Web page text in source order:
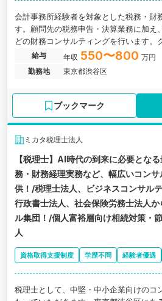
会計事務所経験者を対象とした税務・財
す。顧問先の税務申告・決算業務に加え
どの財務コンサルティングを行います。
小企業の経営を支える税務会計業務に携
給与 年収 550〜800 万円
勤務地
東京都渋谷区
ブックマーク
ミカタ税理士法人
【税理士】AI時代の到来に必要とな
務・財務経理実務など、幅広いコン
供！/税理士法人、ビジネスコンサル
行政書士法人、社会保険労務士法人
ル集団！/個人富裕層向け相続対策・
人
資格取得支援制度 学歴不問 経験者優遇
税理士として、中堅・中小企業向けのコ